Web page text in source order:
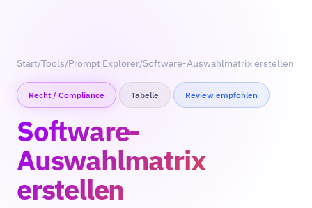
Start/Tools/Prompt Explorer/Software-Auswahlmatrix erstellen
Recht / Compliance Tabelle Review empfohlen
Software-
Auswahlmatrix
erstellen